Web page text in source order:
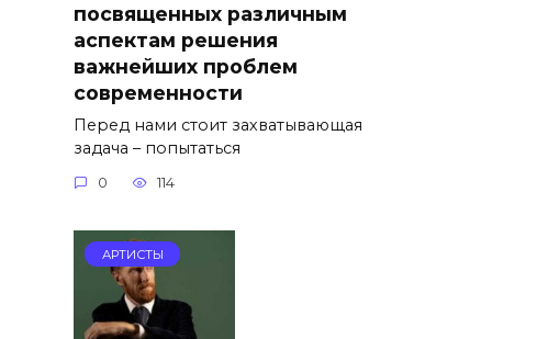
посвященных различным
аспектам решения
важнейших проблем
современности
Перед нами стоит захватывающая
задача – попытаться
0 114
АРТИСТЫ